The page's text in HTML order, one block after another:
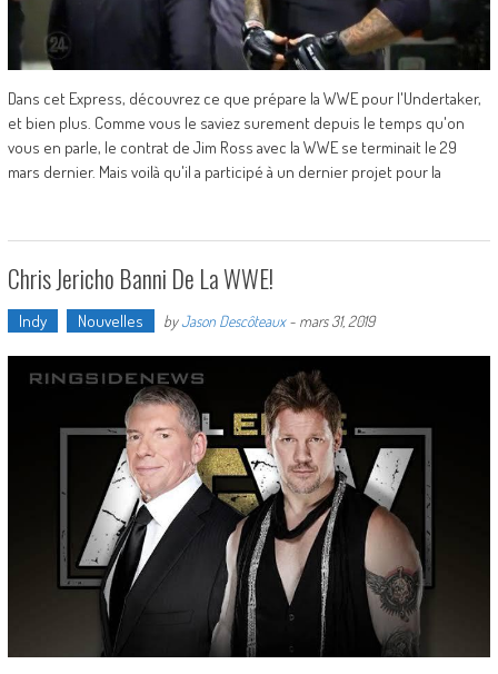
Dans cet Express, découvrez ce que prépare la WWE pour l'Undertaker,
et bien plus. Comme vous le saviez surement depuis le temps qu'on
vous en parle, le contrat de Jim Ross avec la WWE se terminait le 29
mars dernier. Mais voilà qu'il a participé à un dernier projet pour la
Chris Jericho Banni De La WWE!
Indy Nouvelles byJason Descôteaux- mars 31, 2019